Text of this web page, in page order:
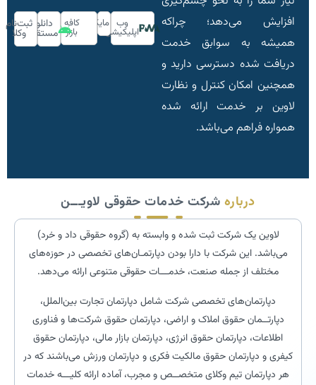
افزایش می‌دهد؛ چراکه
همیشه به سوابق خدمت
دریافت شده دسترسی دارید و
همچنین امکان کنترل و نظارت
لاوین بر خدمت ارائه شده
همواره فراهم می‌باشد.
وب
اپلیکیشن
مایکت کافه
بازار
دانلود
مستقیم
ثبت‌نام
وکلا
درباره شرکت خدمات حقوقی لاویـــن
لاوین یک شرکت ثبت شده و وابسته به (گروه حقوقی داد و خرد)
می‌باشد. این شرکت با دارا بودن دپارتمـان‌های تخصصی در حوزه‌های
مختلف از جمله صنعت، خدمـــات حقوقی متنوعی ارائه می‌دهد.
دپارتمان‌های تخصصی شرکت شامل دپارتمان تجارت بین‌الملل،
دپارتــمان حقوق املاک و اراضی، دپارتمان حقوق شرکت‌ها و فناوری
اطلاعات، دپارتمان حقوق انرژی، دپارتمان بازار مالی، دپارتمان حقوق
کیفری و دپارتمان حقوق مالکیت فکری و دپارتمان ورزش می‌باشند که در
هر دپارتمان تیم وکلای متخصــص و مجرب، آماده ارائه کلیـــه خدمات